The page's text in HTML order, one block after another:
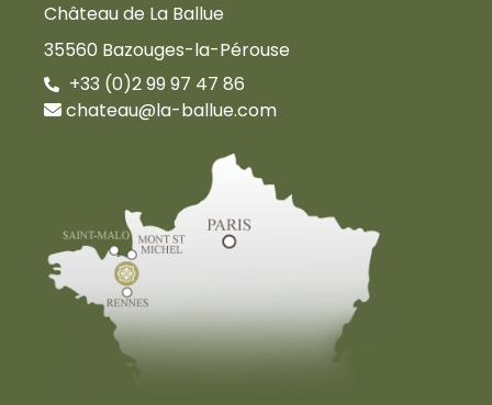
Château de La Ballue
35560 Bazouges-la-Pérouse
+33 (0)2 99 97 47 86
chateau@la-ballue.com